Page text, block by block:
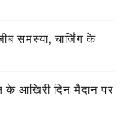
समस्या, चार्जिंग के
आखिरी दिन मैदान पर